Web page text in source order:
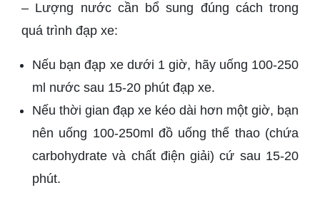
– Lượng nước cần bổ sung đúng cách trong
quá trình đạp xe:
Nếu bạn đạp xe dưới 1 giờ, hãy uống 100-250
ml nước sau 15-20 phút đạp xe.
Nếu thời gian đạp xe kéo dài hơn một giờ, bạn
nên uống 100-250ml đồ uống thể thao (chứa
carbohydrate và chất điện giải) cứ sau 15-20
phút.